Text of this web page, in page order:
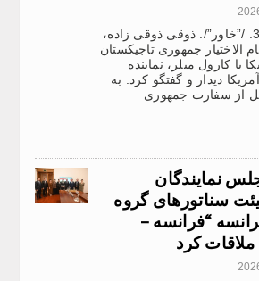
دوشنبه، 30.04.2026. /”خاور”/. ذوقی ذوقی زاده،
الاختیار جمهوری تاجیکستان
با کارول میلر، نماینده
دیدار و گفتگو کرد. به
از سفارت جمهوری
نمایندگان
سناتورهای گروه
“فرانسه –
کرد